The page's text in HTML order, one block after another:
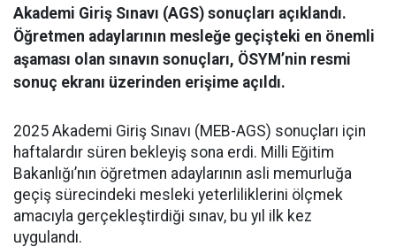
Akademi Giriş Sınavı (AGS) sonuçları açıklandı.
Öğretmen adaylarının mesleğe geçişteki en önemli
aşaması olan sınavın sonuçları, ÖSYM’nin resmi
sonuç ekranı üzerinden erişime açıldı.
2025 Akademi Giriş Sınavı (MEB-AGS) sonuçları için
haftalardır süren bekleyiş sona erdi. Milli Eğitim
Bakanlığı’nın öğretmen adaylarının asli memurluğa
geçiş sürecindeki mesleki yeterliliklerini ölçmek
amacıyla gerçekleştirdiği sınav, bu yıl ilk kez
uygulandı.